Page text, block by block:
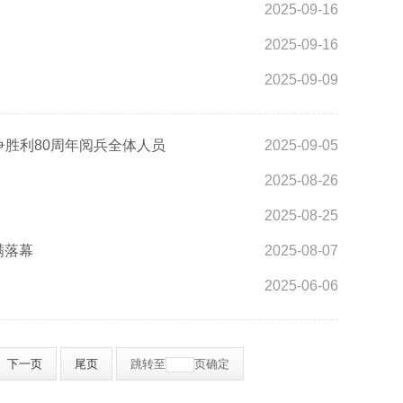
2025-09-16
2025-09-16
2025-09-09
利80周年阅兵全体人员 2025-09-05
2025-08-26
2025-08-25
落幕 2025-08-07
2025-06-06
下一页 尾页 跳转至 页确定